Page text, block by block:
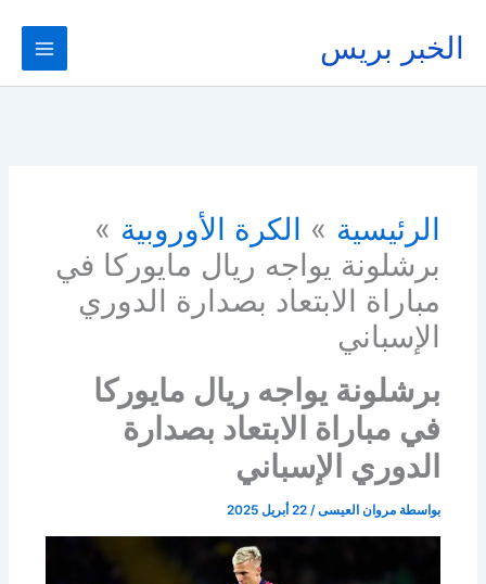
المحتوى
الخبر بريس
الرئيسية
الكرة الأوروبية
برشلونة يواجه ريال مايوركا في
مباراة الابتعاد بصدارة الدوري
الإسباني
برشلونة يواجه ريال مايوركا
في مباراة الابتعاد بصدارة
الدوري الإسباني
بواسطة مروان العيسى/22 أبريل 2025